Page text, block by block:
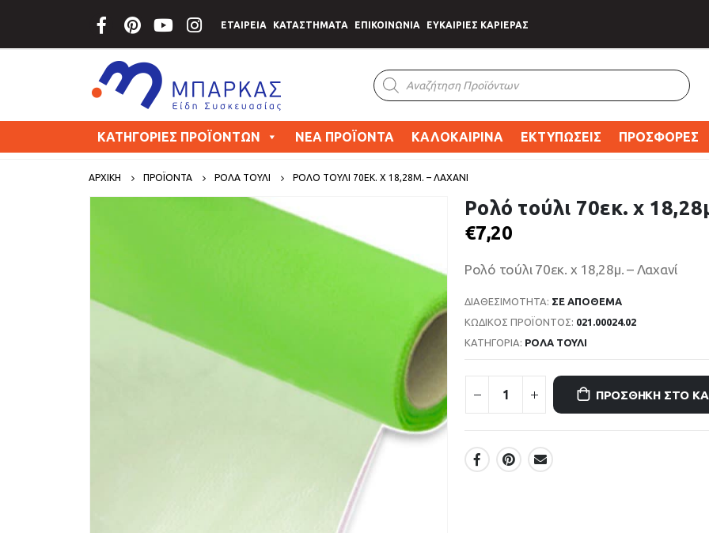
ΕΤΑΙΡΕΙΑ ΚΑΤΑΣΤΗΜΑΤΑ ΕΠΙΚΟΙΝΩΝΙΑ ΕΥΚΑΙΡΙΕΣ ΚΑΡΙΕΡΑΣ
Products
search
ΚΑΤΗΓΟΡΙΕΣ ΠΡΟΪΟΝΤΩΝ ΝΕΑ ΠΡΟΪΟΝΤΑ ΚΑΛΟΚΑΙΡΙΝΑ ΕΚΤΥΠΩΣΕΙΣ ΠΡΟΣΦΟΡΕΣ
ΑΡΧΙΚΗ ΠΡΟΪΟΝΤΑ ΡΟΛΑ ΤΟΥΛΙ ΡΟΛΌ ΤΟΎΛΙ 70ΕΚ. X 18,28Μ. – ΛΑΧΑΝΊ
Ρολό τούλι 70εκ. x
€7,20
Ρολό τούλι 70εκ. x 18,28μ. – Λαχανί
ΔΙΑΘΕΣΙΜΌΤΗΤΑ: ΣΕ ΑΠΌΘΕΜΑ
ΚΩΔΙΚΌΣ ΠΡΟΪΌΝΤΟΣ: 021.00024.02
ΚΑΤΗΓΟΡΊΑ: ΡΟΛΑ ΤΟΥΛΙ
ΠΡΟΣΘΉΚΗ ΣΤΟ